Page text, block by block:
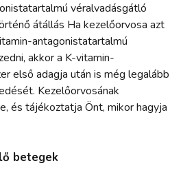
véralvadásgátló
átállás Ha kezelőorvosa azt
antagonistatartalmú
akkor a K-vitamin-
első adagja után is még legalább
Kezelőorvosának
és tájékoztatja Önt, mikor hagyja
betegek